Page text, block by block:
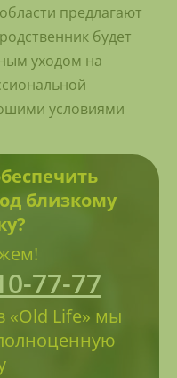
предлагают
будет
уходом на
условиями
близкому
77-77
«Old Life» мы